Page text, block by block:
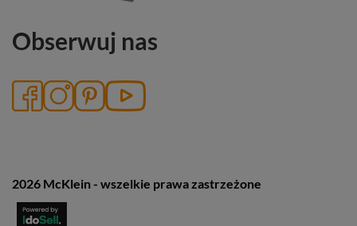
Obserwuj nas
2026 McKlein - wszelkie prawa zastrzeżone